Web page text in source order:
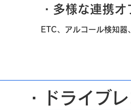
・多様な連携
ETC、アルコール検知器
・ドライブ